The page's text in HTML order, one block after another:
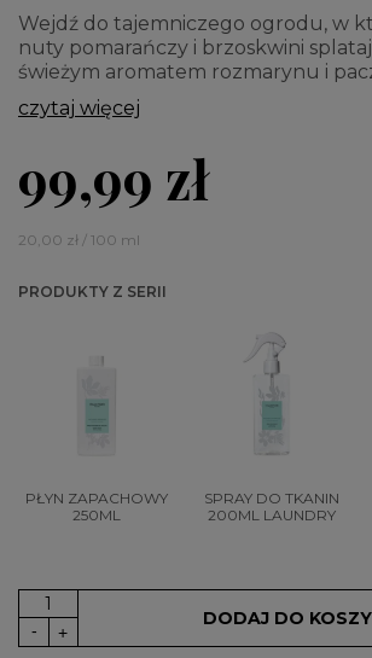
Wejdź do tajemniczego ogrodu, w
nuty pomarańczy i brzoskwini
świeżym aromatem rozmarynu i
czytaj więcej
99,99 zł
20,00 zł / 100 ml
PRODUKTY Z SERII
PŁYN ZAPACHOWY
250ML
SPRAY DO TKANIN
200ML LAUNDRY
DODAJ DO